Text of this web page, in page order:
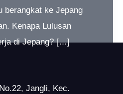
berangkat ke Jepang
Kenapa Lulusan
di Jepang? […]
Jangli, Kec.